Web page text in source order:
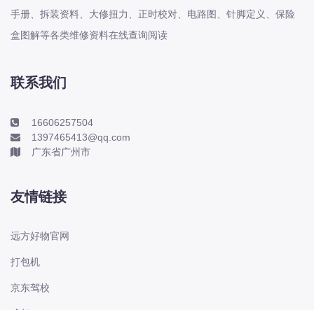
2003-2026年郑州日产系列D22 EM19
NV200 P20 凯普斯达 宏翼 帅客 帕拉
1987-2026年日产-东风日产系列途乐
手册、拆装资料、大修扭力、正时校对、电路图、针脚定义、保险
盒图解等各类维修资料在线查询阅读
联系我们
16606257504
1397465413@qq.com
广东省广州市
友情链接
远方好物官网
打包机
京东驾校